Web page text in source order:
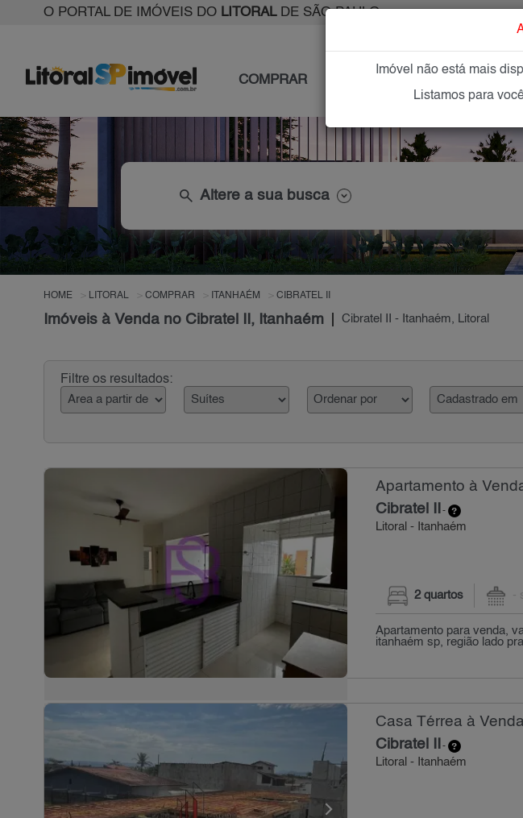
O PORTAL DE IMÓVEIS DO LITORALDE SÃO PAULO
COMPRAR IMÓVEIS NOVOS
search Altere a sua busca
HOME LITORAL COMPRAR ITANHAÉM CIBRATEL II
Imóveis à Venda no Cibratel II, Itanhaém Cibratel II - Itanhaém, Litoral
Filtre os resultados:
Apartamento à
Cibratel II -
Litoral - Itanhaém
2 quartos -
Apartamento para venda,
itanhaém sp, região lado
Casa Térrea à
Cibratel II -
Litoral - Itanhaém
Imóvel não está mais
Listamos para